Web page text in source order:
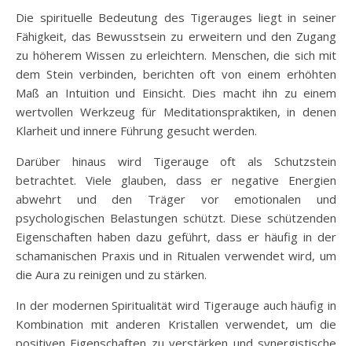
Die spirituelle Bedeutung des Tigerauges liegt in seiner
Fähigkeit, das Bewusstsein zu erweitern und den Zugang
zu höherem Wissen zu erleichtern. Menschen, die sich mit
dem Stein verbinden, berichten oft von einem erhöhten
Maß an Intuition und Einsicht. Dies macht ihn zu einem
wertvollen Werkzeug für Meditationspraktiken, in denen
Klarheit und innere Führung gesucht werden.
Darüber hinaus wird Tigerauge oft als Schutzstein
betrachtet. Viele glauben, dass er negative Energien
abwehrt und den Träger vor emotionalen und
psychologischen Belastungen schützt. Diese schützenden
Eigenschaften haben dazu geführt, dass er häufig in der
schamanischen Praxis und in Ritualen verwendet wird, um
die Aura zu reinigen und zu stärken.
In der modernen Spiritualität wird Tigerauge auch häufig in
Kombination mit anderen Kristallen verwendet, um die
positiven Eigenschaften zu verstärken und synergistische